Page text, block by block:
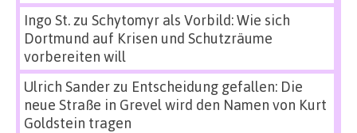
Ingo St.zu Schytomyr als Vorbild: Wie sich
Dortmund auf Krisen und Schutzräume
vorbereiten will
Ulrich Sanderzu Entscheidung gefallen: Die
neue Straße in Grevel wird den Namen von Kurt
Goldstein tragen